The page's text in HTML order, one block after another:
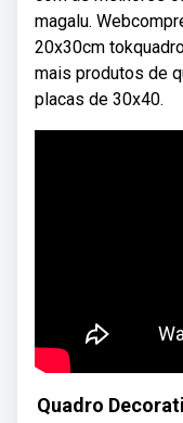
magalu.
20x30cm
mais produtos de
placas de 30x40.
Quadro